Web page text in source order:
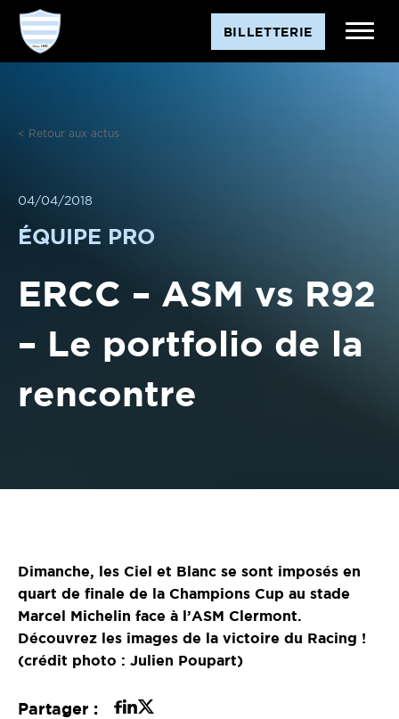
Aller
contenu
BILLETTERIE
< Retour aux actus
04/04/2018
ÉQUIPE PRO
ERCC – ASM vs R92
– Le portfolio de la
rencontre
Dimanche, les Ciel et Blanc se sont imposés en
quart de finale de la Champions Cup au stade
Marcel Michelin face à l’ASM Clermont.
Découvrez les images de la victoire du Racing !
(crédit photo : Julien Poupart)
Partager :